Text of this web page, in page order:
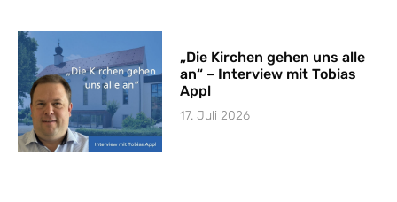
„Die Kirchen gehen uns alle
an“ – Interview mit Tobias
Appl
17. Juli 2026